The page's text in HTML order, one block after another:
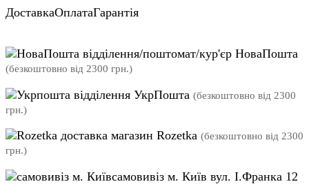
ДоставкаОплатаГарантія
відділення/поштомат/кур'єр НоваПошта
(безкоштовно від 2300 грн.)
відділення УкрПошта (безкоштовно від 2300
грн.)
магазин Rozetka (безкоштовно від 2300
грн.)
самовивіз м. Київ вул. І.Франка 12